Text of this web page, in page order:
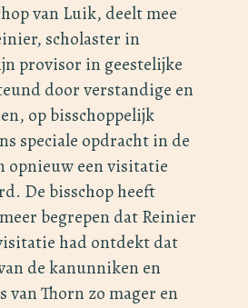
van Luik, deelt mee
scholaster in
provisor in geestelijke
door verstandige en
op bisschoppelijk
speciale opdracht in de
opnieuw een visitatie
De bisschop heeft
begrepen dat Reinier
had ontdekt dat
de kanunniken en
van Thorn zo mager en